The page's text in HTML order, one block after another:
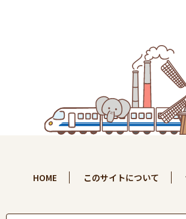
HOME このサイトについて